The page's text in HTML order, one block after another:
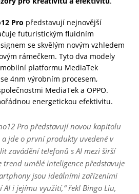
Pro představují nejnovější
futuristickým fluidním
se skvělým novým vzhledem
rámečkem. Tyto dva modely
platformu MediaTek
4nm výrobním procesem,
MediaTek a OPPO.
energetickou efektivitu.
Pro představují novou kapitolu
jde o první produkty uvedené v
zavádění telefonů s AI mezi širší
trend umělé inteligence představuje
jsou ideálními zařízeními
i jejímu využití,“ řekl Bingo Liu,